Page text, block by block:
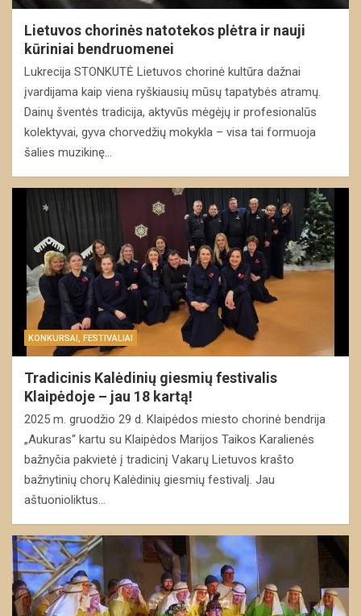
Lietuvos chorinės natotekos plėtra ir nauji
kūriniai bendruomenei
Lukrecija STONKUTĖ Lietuvos chorinė kultūra dažnai
įvardijama kaip viena ryškiausių mūsų tapatybės atramų.
Dainų šventės tradicija, aktyvūs mėgėjų ir profesionalūs
kolektyvai, gyva chorvedžių mokykla – visa tai formuoja
šalies muzikinę…
KONKURSAI, FESTIVALIAI
Tradicinis Kalėdinių giesmių festivalis
Klaipėdoje – jau 18 kartą!
2025 m. gruodžio 29 d. Klaipėdos miesto chorinė bendrija
„Aukuras“ kartu su Klaipėdos Marijos Taikos Karalienės
bažnyčia pakvietė į tradicinį Vakarų Lietuvos krašto
bažnytinių chorų Kalėdinių giesmių festivalį. Jau
aštuonioliktus…